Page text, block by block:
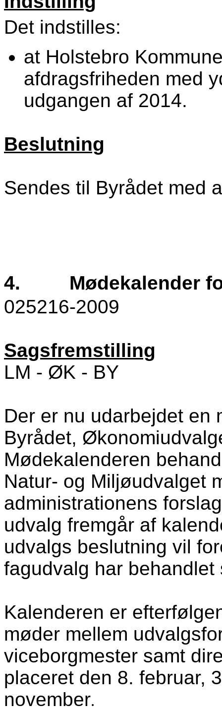
Det indstilles:
at Holstebro
afdragsfriheden med
udgangen af 2014.
Beslutning
Sendes til Byrådet med
4.
Mødekalender
025216-2009
Sagsfremstilling
LM - ØK - BY
Der er nu udarbejdet en
Byrådet,
Mødekalenderen
Natur- og Miljøudvalget
administrationens
udvalg fremgår af
udvalgs beslutning vil
fagudvalg har behandlet
Kalenderen er
møder mellem
viceborgmester samt
placeret den 8. februar,
november.